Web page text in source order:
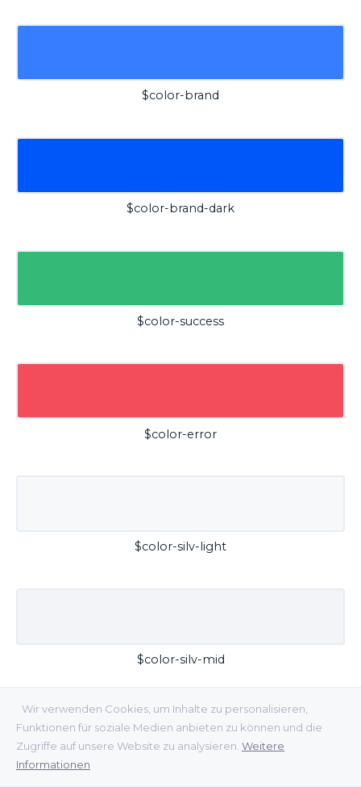
Wir verwenden Cookies, um Inhalte zu personalisieren,
Funktionen für soziale Medien anbieten zu können und die
Zugriffe auf unsere Website zu analysieren. Weitere
Informationen
$color-brand
$color-brand-dark
$color-success
$color-error
$color-silv-light
$color-silv-mid